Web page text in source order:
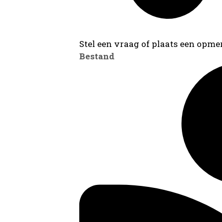
Stel een vraag of plaats een
Bestand